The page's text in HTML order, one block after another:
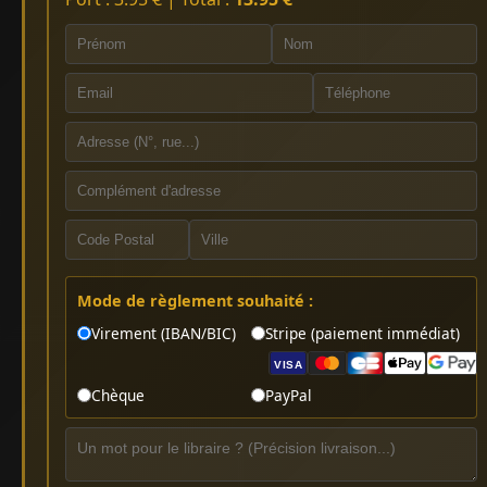
Mode de règlement souhaité :
Virement (IBAN/BIC)
Stripe (paiement immédiat)
VISA
Chèque PayPal